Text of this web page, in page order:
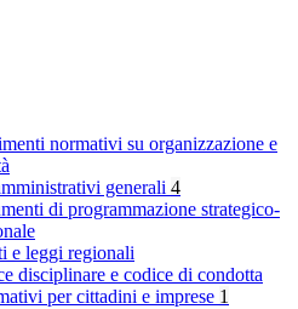
normativi su organizzazione e
generali 4
di programmazione strategico-
e leggi regionali
disciplinare e codice di condotta
per cittadini e imprese 1